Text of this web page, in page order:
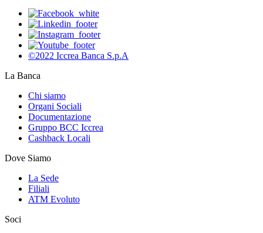
©2022 Iccrea Banca S.p.A
La Banca
Chi siamo
Organi Sociali
Documentazione
Gruppo BCC Iccrea
Cashback Locali
Dove Siamo
La Sede
Filiali
ATM Evoluto
Soci